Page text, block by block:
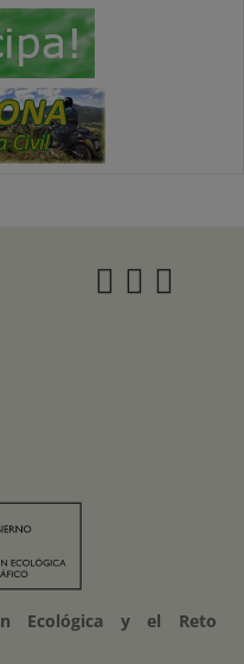
Ecológica y el Reto